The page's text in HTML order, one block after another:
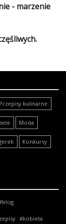
- marzenie
Przepisy kulinarne
Moda
Konkursy
blog
kobieta